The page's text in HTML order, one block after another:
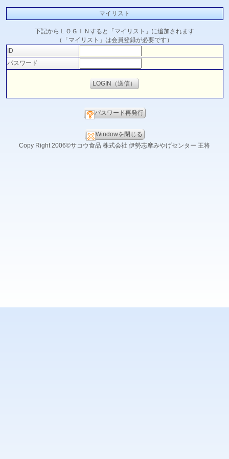
マイリスト
下記からＬＯＧＩＮすると「マイリスト」に追加されます
（「マイリスト」は会員登録が必要です）
ID
パスワード
パスワード再発行
Windowを閉じる
Copy Right 2006©サコウ食品 株式会社 伊勢志摩みやげセンター 王将